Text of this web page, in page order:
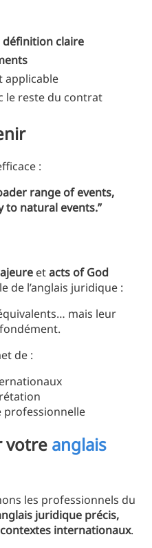
définition claire
applicable
le reste du contrat
:
range of events,
to natural events.”
etacts of God
de l’anglais juridique :
mais leur
de :
votre anglais
les professionnels du
juridique précis,
internationaux.